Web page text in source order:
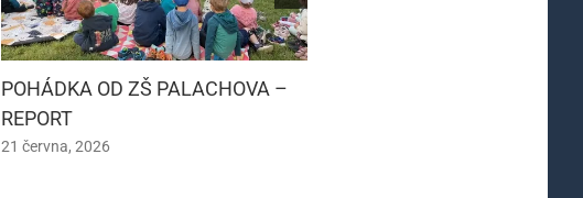
POHÁDKA OD ZŠ PALACHOVA –
REPORT
21 června, 2026